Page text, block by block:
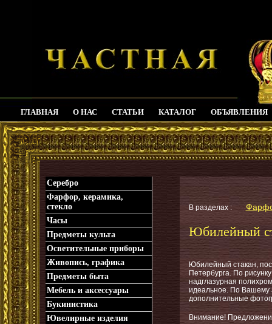
ГЛАВНАЯ О НАС СТАТЬИ КАТАЛОГ ОБЪЯВЛЕНИЯ
_
В разделах :
Юбилейный
Юбилейный стакан,
Петербурга. По
надглазурная
идеальное. По
дополнительные
Внимание!
Серебро
Фарфор, керамика,
стекло
Часы
Предметы культа
Осветительные приборы
Живопись, графика
Предметы быта
Мебель и аксессуары
Букинистика
Ювелирные изделия